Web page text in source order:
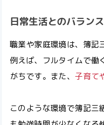
日常生活とのバランス
職業や家庭環境は、簿記
例えば、フルタイムで働
がちです。また、 子育て
このような環境で簿記三